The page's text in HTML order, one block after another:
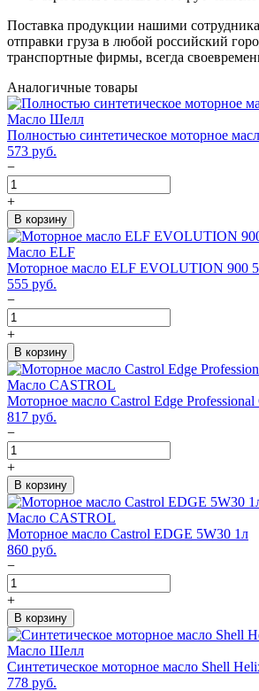
Поставка продукции нашими
отправки груза в любой российский
транспортные фирмы, всегда
Аналогичные товары
Масло Шелл
Полностью синтетическое моторное
573 руб.
−
+
В корзину
Масло ELF
Моторное масло ELF EVOLUTION 900
555 руб.
−
+
В корзину
Масло CASTROL
Моторное масло Castrol Edge
817 руб.
−
+
В корзину
Масло CASTROL
Моторное масло Castrol EDGE 5W30 1л
860 руб.
−
+
В корзину
Масло Шелл
Синтетическое моторное масло Shell
778 руб.